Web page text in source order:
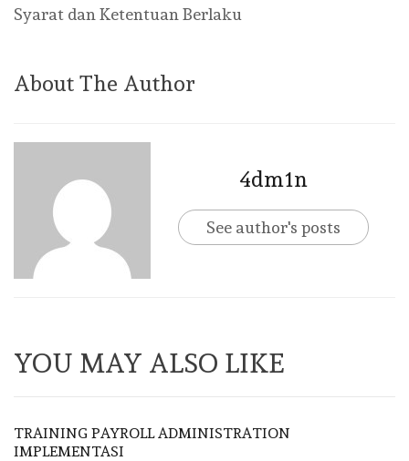
Syarat dan Ketentuan Berlaku
About The Author
4dm1n
See author's posts
YOU MAY ALSO LIKE
TRAINING PAYROLL ADMINISTRATION
IMPLEMENTASI